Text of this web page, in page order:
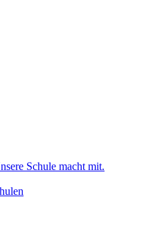
Schule macht mit.